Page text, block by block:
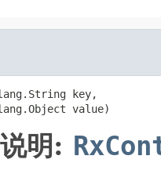
key,
value)
明: